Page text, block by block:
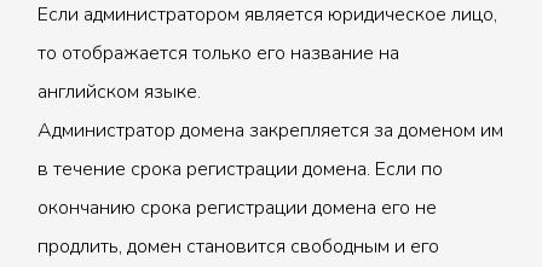
Если администратором является юридическое лицо,
то отображается только его название на
английском языке.
Администратор домена закрепляется за доменом им
в течение срока регистрации домена. Если по
окончанию срока регистрации домена его не
продлить, домен становится свободным и его